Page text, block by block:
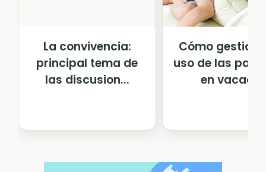
La convivencia:
principal tema de
las discusion...
Cómo
uso de las
en vacac...